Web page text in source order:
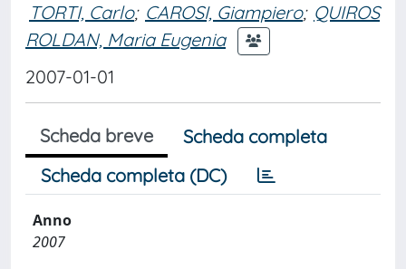
TORTI, Carlo; CAROSI, Giampiero; QUIROS
ROLDAN, Maria Eugenia
2007-01-01
Scheda breve
Scheda completa
Scheda completa (DC)
Anno
2007